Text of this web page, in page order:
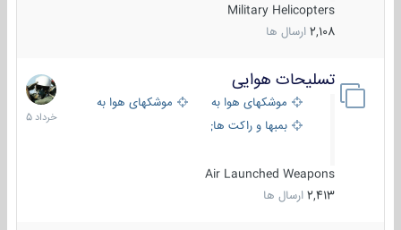
Military Helicopters
2,108 ارسال ها
تسلیحات هوایی
موشکهای هوا به هوا
موشکهای هوا به سطح
بمبها و راکت های هوایی
Air Launched Weapons
2,413 ارسال ها
30
خرداد
1405